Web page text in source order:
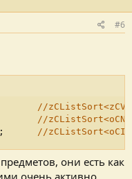
и запихнуть все в 1-2
#6
//
//
; //
они есть как
очень активно